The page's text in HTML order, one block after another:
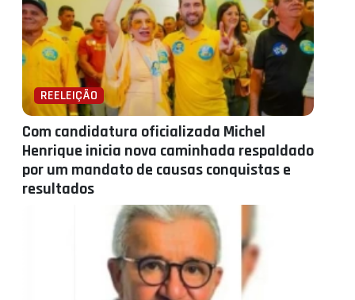
REELEIÇÃO
Com candidatura oficializada Michel
Henrique inicia nova caminhada respaldado
por um mandato de causas conquistas e
resultados